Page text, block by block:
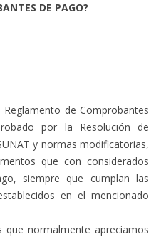
DE PAGO?
de Comprobantes
por la Resolución de
y normas modificatorias,
que con considerados
siempre que cumplan las
en el mencionado
normalmente apreciamos